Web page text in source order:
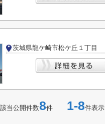
茨城県龍ケ崎市松ケ丘１丁目
該当公開件数8件 1-8件表示